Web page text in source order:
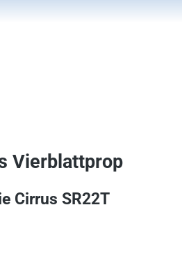
Vierblattprop
Cirrus SR22T